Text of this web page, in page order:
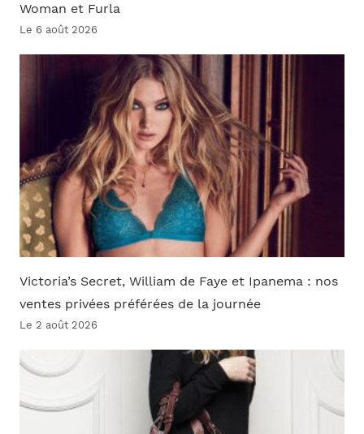
Woman et Furla
Le 6 août 2026
Victoria’s Secret, William de Faye et Ipanema : nos
ventes privées préférées de la journée
Le 2 août 2026